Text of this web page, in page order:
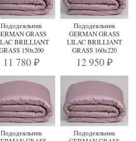
Пододеяльник
GRASS
BRILLIANT
150х200
11 780 ₽
Пододеяльник
GERMAN GRASS
LILAC BRILLIANT
GRASS 160х220
12 950 ₽
Пододеяльник
Пододеяльник